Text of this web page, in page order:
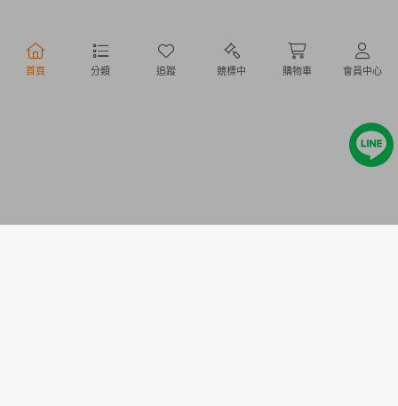
首頁 分類 追蹤 競標中 購物車 會員中心
行動購物